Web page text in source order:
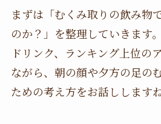
まずは「むくみ取りの飲み物
のか？」を整理していきます
ドリンク、ランキング上位の
ながら、朝の顔や夕方の足の
ための考え方をお話ししますね